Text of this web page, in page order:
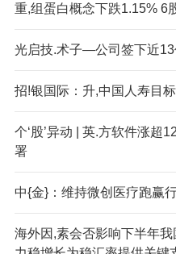
重,组蛋白概念下跌1.15% 6
光启技.术子—公司签下近
招!银国际：升,中国人寿目
个‘股’异动 | 英.方软件涨超
署
中{金}：维持微创医疗跑赢
海外因,素会否影响下半年